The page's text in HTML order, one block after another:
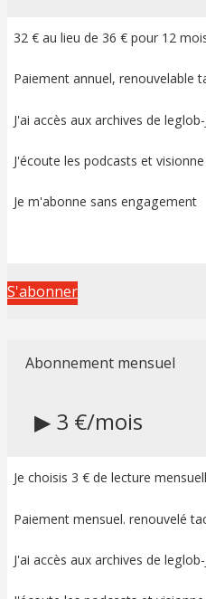
32 € au lieu de 36 € pour 12
Paiement annuel, renouvelable
J'ai accès aux archives de
J'écoute les podcasts et
Je m'abonne sans engagement
S'abonner
Abonnement mensuel
▶ 3 €/mois
Je choisis 3 € de lecture
Paiement mensuel. renouvelé
J'ai accès aux archives de